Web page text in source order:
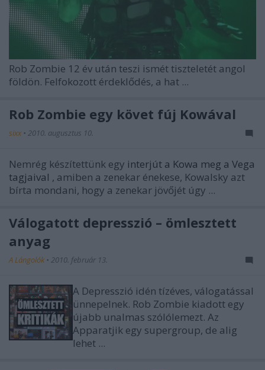
Rob Zombie 12 év után teszi ismét tiszteletét angol
földön. Felfokozott érdeklődés, a hat ...
Rob Zombie egy követ fúj Kowával
sixx • 2010. augusztus 10.
Nemrég készítettünk egy interjút a Kowa meg a Vega
tagjaival , amiben a zenekar énekese, Kowalsky azt
bírta mondani, hogy a zenekar jövőjét úgy ...
Válogatott depresszió – ömlesztett
anyag
A Lángolók • 2010. február 13.
A Depresszió idén tízéves, válogatással
ünnepelnek. Rob Zombie kiadott egy
újabb unalmas szólólemezt. Az
Apparatjik egy supergroup, de alig
lehet ...